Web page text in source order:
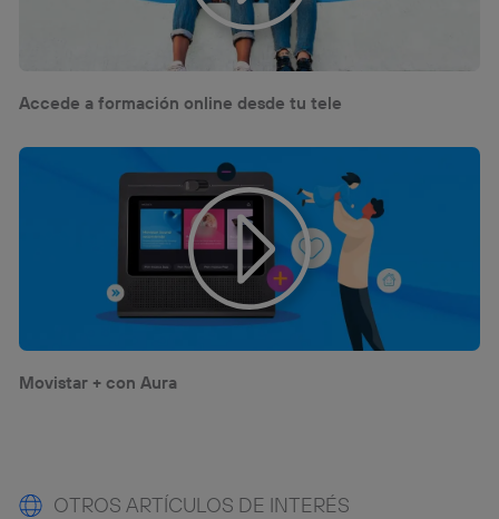
Accede a formación online desde tu tele
Movistar + con Aura
OTROS ARTÍCULOS DE INTERÉS